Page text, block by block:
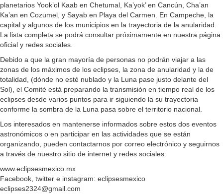
planetarios Yook’ol Kaab en Chetumal, Ka’yok’ en Cancún, Cha’an
Ka’an en Cozumel, y Sayab en Playa del Carmen. En Campeche, la
capital y algunos de los municipios en la trayectoria de la anularidad.
La lista completa se podrá consultar próximamente en nuestra página
oficial y redes sociales.
Debido a que la gran mayoría de personas no podrán viajar a las
zonas de los máximos de los eclipses, la zona de anularidad y la de
totalidad, (dónde no esté nublado y la Luna pase justo delante del
Sol), el Comité está preparando la transmisión en tiempo real de los
eclipses desde varios puntos para ir siguiendo la su trayectoria
conforme la sombra de la Luna pasa sobre el territorio nacional.
Los interesados en mantenerse informados sobre estos dos eventos
astronómicos o en participar en las actividades que se están
organizando, pueden contactarnos por correo electrónico y seguirnos
a través de nuestro sitio de internet y redes sociales:
www.eclipsesmexico.mx
Facebook, twitter e instagram: eclipsesmexico
eclipses2324@gmail.com